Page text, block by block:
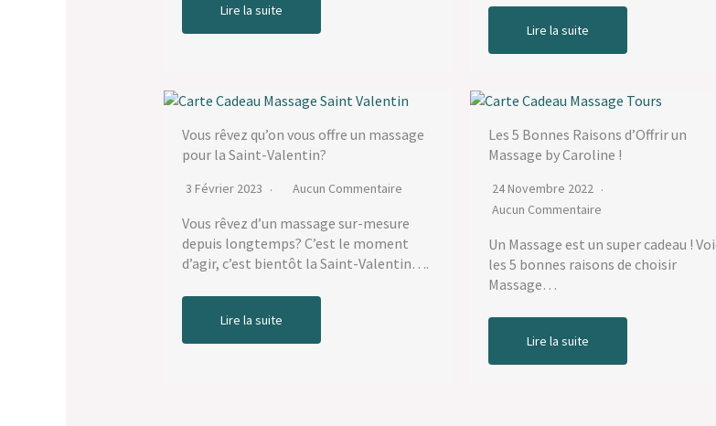
Lire la suite
Lire la suite
Vous rêvez qu’on vous offre un massage
pour la Saint-Valentin?
3 Février 2023 Aucun Commentaire
Vous rêvez d’un massage sur-mesure
depuis longtemps? C’est le moment
d’agir, c’est bientôt la Saint-Valentin….
Lire la suite
Les 5 Bonnes Raisons d’Offrir un
Massage by Caroline !
24 Novembre 2022
Aucun Commentaire
Un Massage est un super cadeau !
les 5 bonnes raisons de choisir
Massage…
Lire la suite